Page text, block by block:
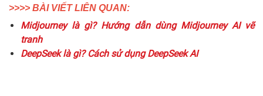
>>>> BÀI VIẾT LIÊN QUAN:
Midjourney là gì? Hướng dẫn dùng Midjourney AI vẽ
tranh
DeepSeek là gì? Cách sử dụng DeepSeek AI